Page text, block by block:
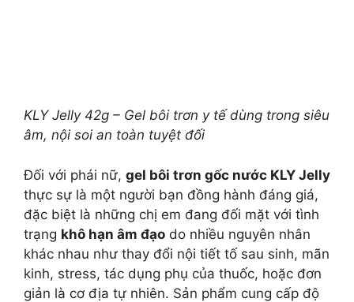
KLY Jelly 42g – Gel bôi trơn y tế dùng trong siêu
âm, nội soi an toàn tuyệt đối
Đối với phái nữ, gel bôi trơn gốc nước KLY Jelly
thực sự là một người bạn đồng hành đáng giá,
đặc biệt là những chị em đang đối mặt với tình
trạng khô hạn âm đạo do nhiều nguyên nhân
khác nhau như thay đổi nội tiết tố sau sinh, mãn
kinh, stress, tác dụng phụ của thuốc, hoặc đơn
giản là cơ địa tự nhiên. Sản phẩm cung cấp độ